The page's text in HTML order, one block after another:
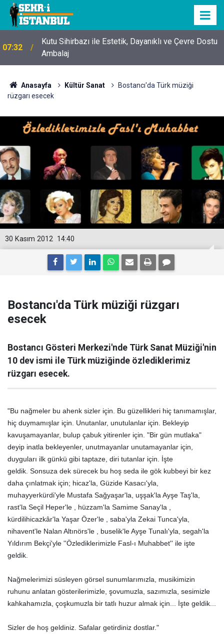
07:32
Kutu Sihirbazı ile Estetik, Dayanıklı ve Çevre Dostu
Ambalaj
Anasayfa Kültür Sanat
Bostancı'da Türk müziği
rüzgarı esecek
14:40
30 Kasım 2012
Bostancı'da Türk müziği rüzgarı
esecek
Bostancı Gösteri Merkezi'nde Türk Sanat Müziği'nin
10 dev ismi ile Türk müziğinde özlediklerimiz
rüzgarı esecek.
"Bu nağmeler bu ahenk sizler için. Bu güzellikleri hiç tanımamışlar,
hiç duymamışlar için. Unutanlar, unutulanlar için. Bekleyip
kavuşamayanlar, bulup çabuk yitirenler için. "Bir gün mutlaka"
deyip inatla bekleyenler, unutmayanlar unutamayanlar için,
duyguları ilk günkü gibi taptaze, diri tutanlar için. İşte
geldik. Sonsuza dek sürecek bu hoş seda ile gök kubbeyi bir kez
daha çınlatmak için; hicaz'la, Güzide Kasacı'yla,
muhayyerkürdi'yle Mustafa Sağyaşar'la, uşşak'la Ayşe Taş'la,
rast'la Seçil Heper'le , hüzzam'la Samime Sanay'la ,
kürdilihicazkâr'la Yaşar Özer'le , saba'yla Zekai Tunca'yla,
nihavent'le Nalan Altınörs'le , buselik'le Ayşe Tunalı'yla, segah'la
Yıldırım Bekçi'yle ''Özlediklerimizle Fasl-ı Muhabbet'' ile işte
geldik.
Nağmelerimizi süsleyen görsel sunumlarımızla, musikimizin
ruhunu anlatan gösterilerimizle, şovumuzla, sazımızla, sesimizle
kahkahamızla, çoşkumuzla bir tatlı huzur almak için... İşte geldik...
Sizler de hoş geldiniz. Safalar getirdiniz dostlar."